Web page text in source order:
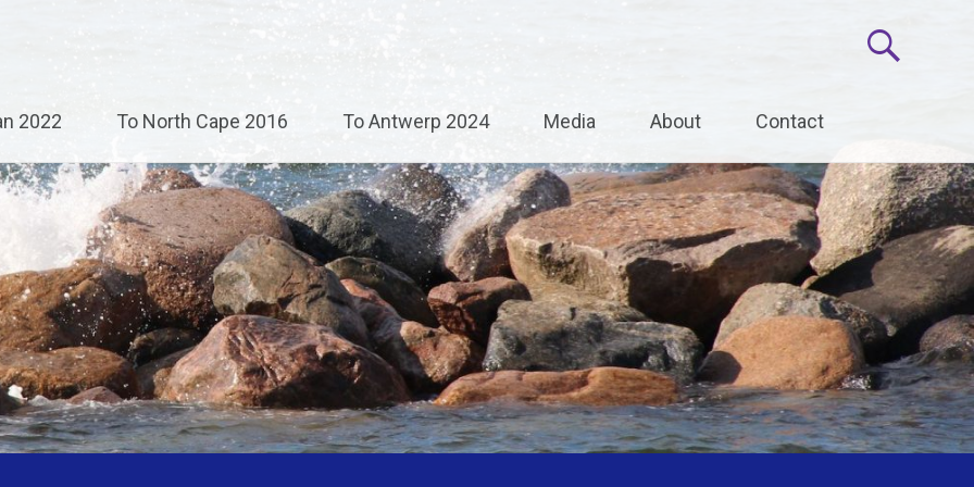
2022 To North Cape 2016 To Antwerp 2024 Media About Contact